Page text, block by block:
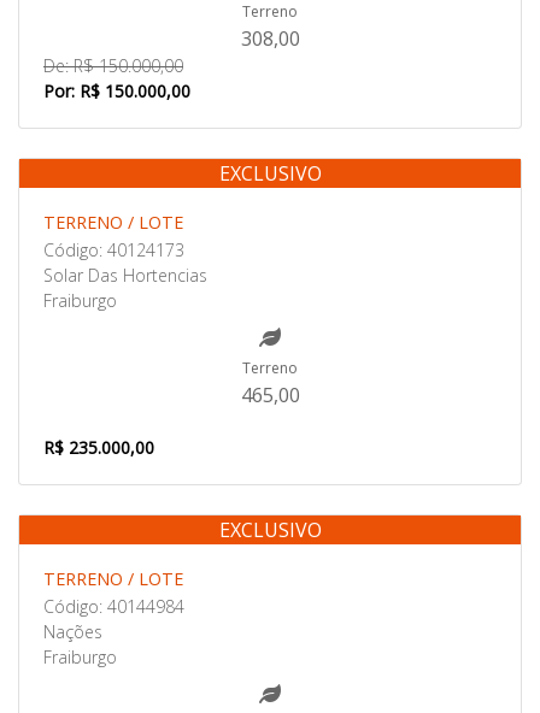
Terreno
308,00
De: R$ 150.000,00
Por: R$ 150.000,00
Venda
EXCLUSIVO
TERRENO / LOTE
Código: 40124173
Solar Das Hortencias
Fraiburgo
Terreno
465,00
R$ 235.000,00
Venda
EXCLUSIVO
TERRENO / LOTE
Código: 40144984
Nações
Fraiburgo